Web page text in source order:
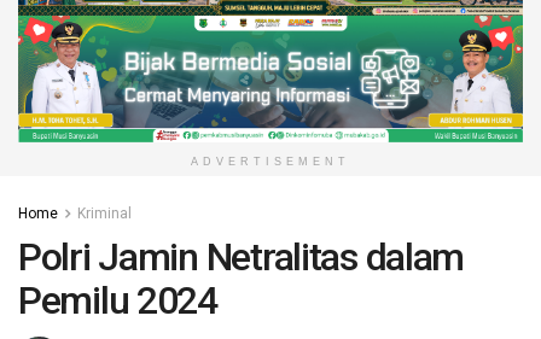
ADVERTISEMENT
Home Kriminal
Polri Jamin Netralitas dalam
Pemilu 2024